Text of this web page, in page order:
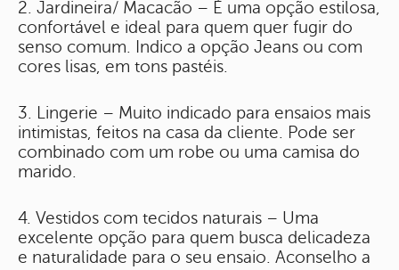
2. Jardineira/ Macacão – É uma opção estilosa,
confortável e ideal para quem quer fugir do
senso comum. Indico a opção Jeans ou com
cores lisas, em tons pastéis.
3. Lingerie – Muito indicado para ensaios mais
intimistas, feitos na casa da cliente. Pode ser
combinado com um robe ou uma camisa do
marido.
4. Vestidos com tecidos naturais – Uma
excelente opção para quem busca delicadeza
e naturalidade para o seu ensaio. Aconselho a